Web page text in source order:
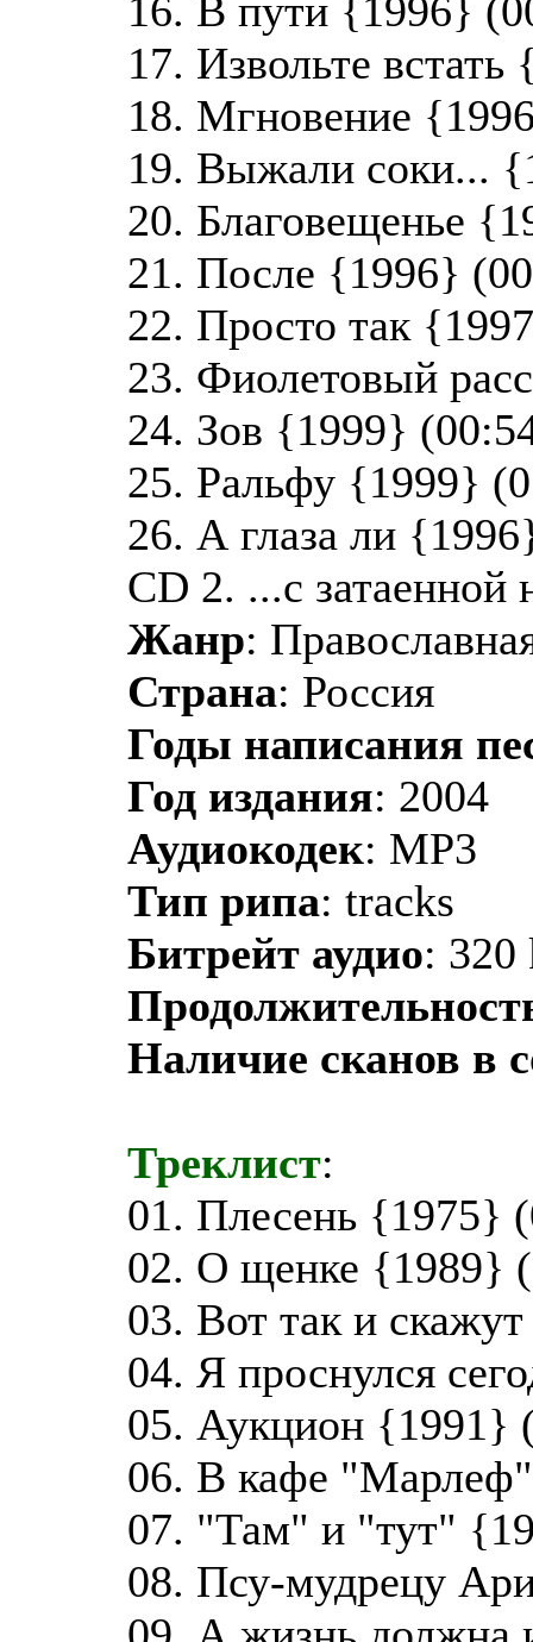
16. В пути {1996}
17. Извольте
18. Мгновение
19. Выжали соки...
20. Благовещенье
21. После {1996}
22. Просто так
23. Фиолетовый
24. Зов {1999}
25. Ральфу {1999}
26. А глаза ли
CD 2. ...с
Жанр:
Страна: Россия
Годы написания
Год издания: 2004
Аудиокодек: MP3
Тип рипа: tracks
Битрейт аудио: 320
Наличие сканов в
Треклист:
01. Плесень {1975}
02. О щенке {1989}
03. Вот так и
04. Я проснулся
05. Аукцион {1991}
06. В кафе
07. "Там" и "тут"
08. Псу-мудрецу